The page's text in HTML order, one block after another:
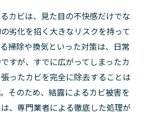
カビは、見た目の不快感だけでな
劣化を招く大きなリスクを持って
掃除や換気といった対策は、日常
すが、すでに広がってしまったカ
ったカビを完全に除去することは
そのため、結露によるカビ被害を
、専門業者による徹底した処理が